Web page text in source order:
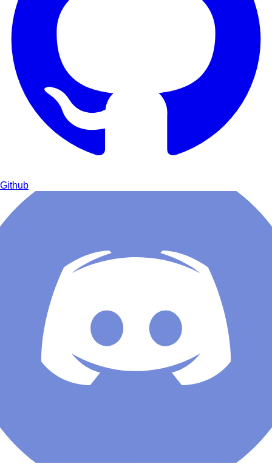
Github